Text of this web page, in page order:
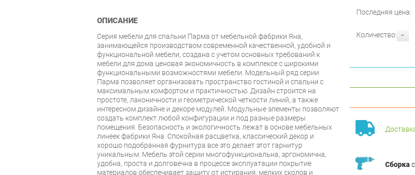
Последняя цена:
-
Количество:
Сборка
ОПИСАНИЕ
Серия мебели для спальни Парма от мебельной фабрики Яна,
занимающейся производством современной качественной, удобной и
функциональной мебели, создана с учетом основных требований к
мебели для дома ценовая экономичность в комплексе с широкими
функциональными возможностями мебели. Модельный ряд серии
Парма позволяет организовать пространство гостиной и спальни с
максимальным комфортом и практичностью. Дизайн строится на
простоте, лаконичности и геометрической четкости линий, а также
интересном дизайне и декоре модулей. Модульные элементы позволяют
создать комплект любой конфигурации и под разные размеры
помещения. Безопасность и экологичность лежат в основе мебельных
линеек фабрики Яна. Спокойная расцветка, классический декор и
хорошо подобранная фурнитура все это делает этот гарнитур
уникальным. Мебель этой серии многофункциональна, эргономична,
удобна, проста и долговечна в процессе эксплуатации покрытие
материалов обеспечивает защиту от истирания, мелких сколов и